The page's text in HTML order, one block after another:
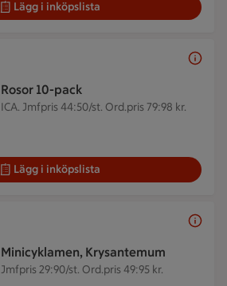
Lägg i inköpslista
Rosor 10-pack
ICA. Jmfpris 44:50/st. Ord.pris 79:98 kr.
Lägg i inköpslista
Minicyklamen, Krysantemum
Jmfpris 29:90/st. Ord.pris 49:95 kr.